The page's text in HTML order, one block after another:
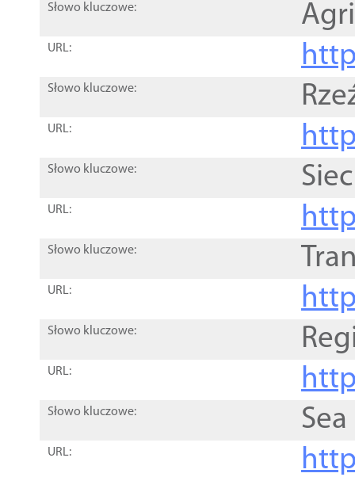
Słowo kluczowe:
URL:
Słowo kluczowe:
URL:
Słowo kluczowe:
URL:
Słowo kluczowe:
URL:
Słowo kluczowe:
URL:
Słowo kluczowe:
URL: